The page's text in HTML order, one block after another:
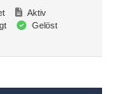
Aktiv
Gelöst